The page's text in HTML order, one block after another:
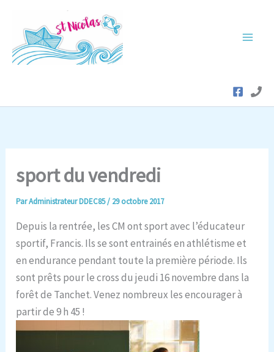
contenu
sport du vendredi
ParAdministrateur DDEC85/ 29 octobre 2017
Depuis la rentrée, les CM ont sport avec l’éducateur
sportif, Francis. Ils se sont entrainés en athlétisme et
en endurance pendant toute la première période. Ils
sont prêts pour le cross du jeudi 16 novembre dans la
forêt de Tanchet. Venez nombreux les encourager à
partir de 9 h 45 !